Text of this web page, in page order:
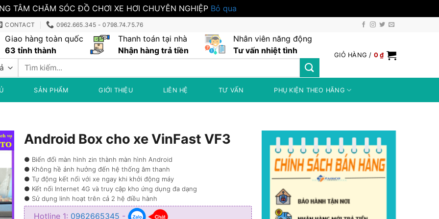
TÂM CHĂM SÓC ĐỒ CHƠI XE HƠI CHUYÊN NGHIỆP Bỏ qua
CONTACT 0962.665.345 - 0798.74.75.76
Giao hàng toàn quốc
63 tỉnh thành
Thanh toán tại nhà
Nhận hàng trả tiền
Nhân viên năng động
Tư vấn nhiệt tình
Tìm
GIỎ HÀNG / 0₫
SẢN PHẨM GIỚI THIỆU LIÊN HỆ TƯ VẤN PHỤ KIỆN THEO HÃNG
Android Box cho xe VinFast VF3
● Biến đổi màn hình zin thành màn hình Android
● Không hề ảnh hưởng đến hệ thống âm thanh
● Tự động kết nối với xe ngay khi khởi động máy
● Kết nối Internet 4G và truy cập kho ứng dụng đa dạng
● Sử dụng linh hoạt trên cả 2 hệ điều hành
● Điều khiển bằng giọng nói thông qua nút bấm trên vô lăng
Hotline 1: 0962665345 -